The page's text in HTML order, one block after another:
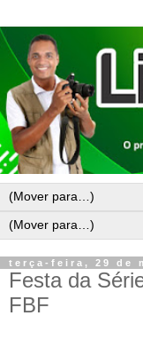
terça-feira, 29 de
Festa da
FBF